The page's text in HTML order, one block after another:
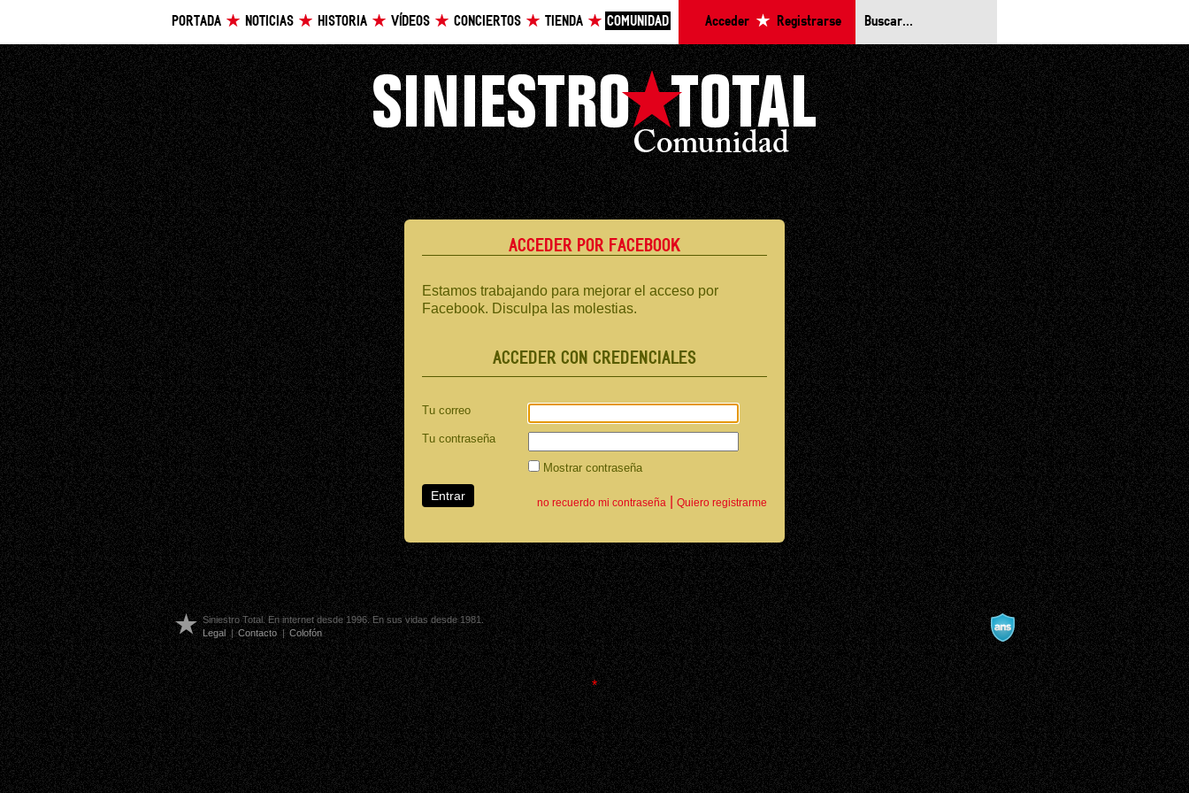
PORTADA NOTICIAS HISTORIA VÍDEOS CONCIERTOS TIENDA COMUNIDAD Acceder Registrarse
ACCEDER POR FACEBOOK
Estamos trabajando para mejorar el acceso por
Facebook. Disculpa las molestias.
ACCEDER CON CREDENCIALES
Tu correo
Tu contraseña
Mostrar contraseña
no recuerdo mi contraseña Quiero registrarme
Siniestro Total. En internet desde 1996. En sus vidas desde 1981.
Legal | Contacto | Colofón
*